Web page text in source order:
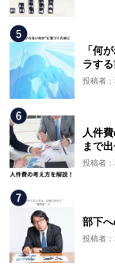
「何
ラす
投稿者
人件
まで
投稿者
部下
投稿者